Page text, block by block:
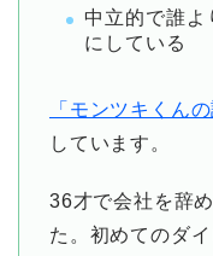
中立的で誰よ
にしている
「モンツキくん
しています。
36才で会社を辞
た。初めてのダ